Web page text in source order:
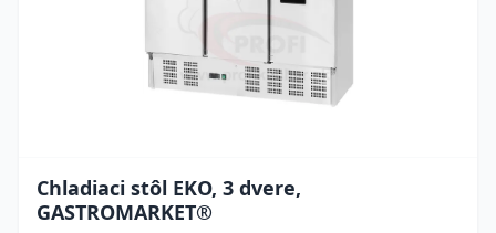
Chladiaci stôl EKO, 3 dvere,
GASTROMARKET®